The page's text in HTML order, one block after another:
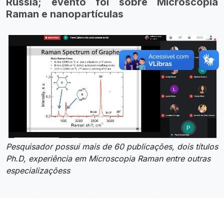
Raman e nanopartículas
Pesquisador possui mais de 60 publicações, dois títulos
Ph.D, experiência em Microscopia Raman entre outras
especializaçõess